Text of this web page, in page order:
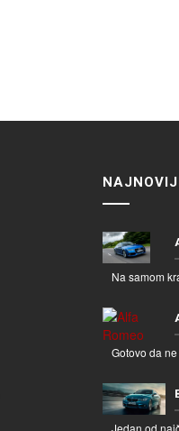
Na samom
Gotovo da
Jedan od